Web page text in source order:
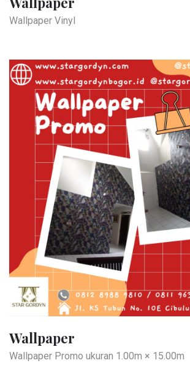
Wallpaper Vinyl
Wallpaper
Wallpaper Promo ukuran 1.00m × 15.00m